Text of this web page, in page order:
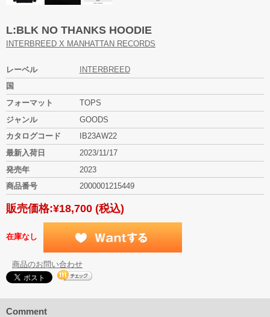
L:BLK NO THANKS HOODIE
INTERBREED X MANHATTAN RECORDS
レーベル
INTERBREED
国
フォーマット
TOPS
ジャンル
GOODS
カタログコード
IB23AW22
最新入荷日
2023/11/17
発売年
2023
商品番号
2000001215449
販売価格:¥18,700 (税込)
在庫なし
商品のお問い合わせ
Comment